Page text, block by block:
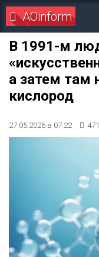
AOinform
В 1991-м
а затем там
кислород
27.05.2026 в 07:22 471